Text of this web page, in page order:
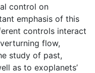
control on
emphasis of this
controls interact
flow,
study of past,
as to exoplanets’